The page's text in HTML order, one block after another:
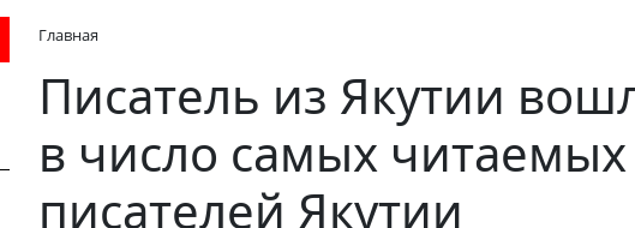
Главная
Писатель из Якутии
в число самых читаемых
писателей Якутии